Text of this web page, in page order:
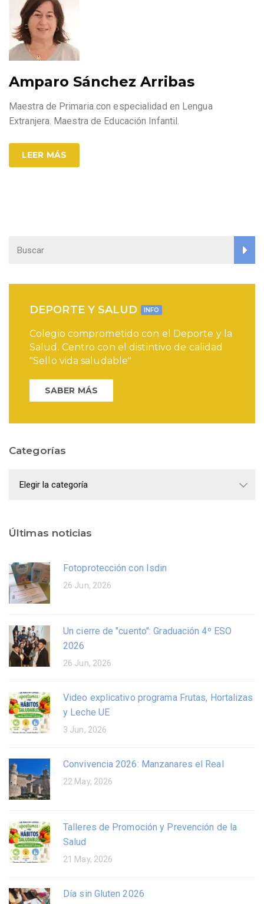
Amparo Sánchez Arribas
Maestra de Primaria con especialidad en Lengua
Extranjera. Maestra de Educación Infantil.
LEER MÁS
DEPORTE Y SALUD INFO
Colegio comprometido con el Deporte y la
Salud. Centro con el distintivo de calidad
"Sello vida saludable"
SABER MÁS
Categorías
Últimas noticias
Fotoprotección con Isdin
26 Jun, 2026
Un cierre de "cuento": Graduación 4º ESO
2026
26 Jun, 2026
Video explicativo programa Frutas, Hortalizas
y Leche UE
3 Jun, 2026
Convivencia 2026: Manzanares el Real
22 May, 2026
Talleres de Promoción y Prevención de la
Salud
21 May, 2026
Día sin Gluten 2026